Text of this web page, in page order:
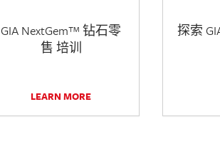
GIA NextGem™ 钻石零
售 培训
LEARN MORE
探索